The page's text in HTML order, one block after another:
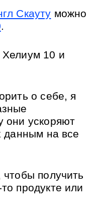
Скауту можно
.
10 и
о себе, я
они ускоряют
данным на все
получить
продукте или